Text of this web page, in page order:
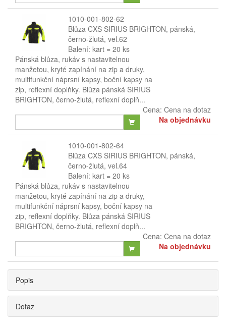
1010-001-802-62
Blůza CXS SIRIUS BRIGHTON, pánská,
černo-žlutá, vel.62
Balení: kart = 20 ks
Pánská blůza, rukáv s nastavitelnou
manžetou, kryté zapínání na zip a druky,
multifunkční náprsní kapsy, boční kapsy na
zip, reflexní doplňky. Blůza pánská SIRIUS
BRIGHTON, černo-žlutá, reflexní doplň...
Cena: Cena na dotaz
Na objednávku
1010-001-802-64
Blůza CXS SIRIUS BRIGHTON, pánská,
černo-žlutá, vel.64
Balení: kart = 20 ks
Pánská blůza, rukáv s nastavitelnou
manžetou, kryté zapínání na zip a druky,
multifunkční náprsní kapsy, boční kapsy na
zip, reflexní doplňky. Blůza pánská SIRIUS
BRIGHTON, černo-žlutá, reflexní doplň...
Cena: Cena na dotaz
Na objednávku
Popis
Dotaz